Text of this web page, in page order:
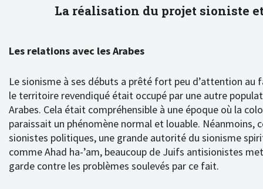
La réalisation du projet sioniste
Les relations avec les Arabes
Le sionisme à ses débuts a prêté fort peu d’attention au
le territoire revendiqué était occupé par une autre
Arabes. Cela était compréhensible à une époque où la
paraissait un phénomène normal et louable. Néanmoins,
sionistes politiques, une grande autorité du sionisme
comme Ahad ha-’am, beaucoup de Juifs antisionistes
garde contre les problèmes soulevés par ce fait.